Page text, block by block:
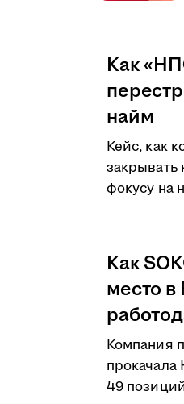
Как
найм
Кейс, как
фокусу на
Как
место в
Компания
прокачала
49